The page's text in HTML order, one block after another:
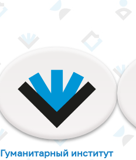
Гуманитарный институт